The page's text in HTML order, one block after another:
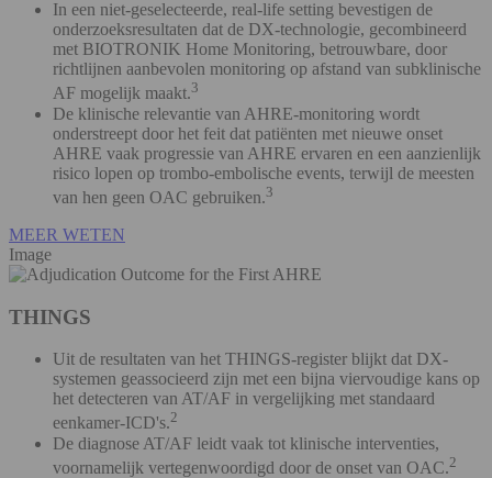
In een niet-geselecteerde, real-life setting bevestigen de
onderzoeksresultaten dat de DX-technologie, gecombineerd
met BIOTRONIK Home Monitoring, betrouwbare, door
richtlijnen aanbevolen monitoring op afstand van subklinische
AF mogelijk maakt.3
De klinische relevantie van AHRE-monitoring wordt
onderstreept door het feit dat patiënten met nieuwe onset
AHRE vaak progressie van AHRE ervaren en een aanzienlijk
risico lopen op trombo-embolische events, terwijl de meesten
van hen geen OAC gebruiken.3
MEER WETEN
Image
THINGS
Uit de resultaten van het THINGS-register blijkt dat DX-
systemen geassocieerd zijn met een bijna viervoudige kans op
het detecteren van AT/AF in vergelijking met standaard
eenkamer-ICD's.2
De diagnose AT/AF leidt vaak tot klinische interventies,
voornamelijk vertegenwoordigd door de onset van OAC.2